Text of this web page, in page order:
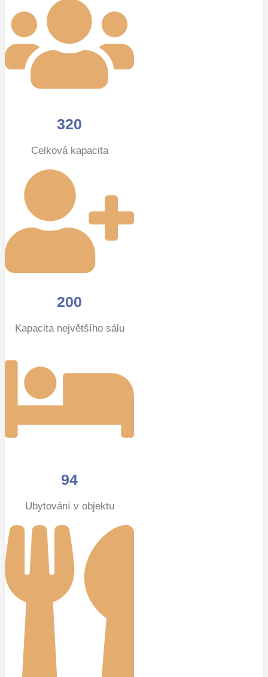
320
Celková kapacita
200
Kapacita největšího sálu
94
Ubytování v objektu